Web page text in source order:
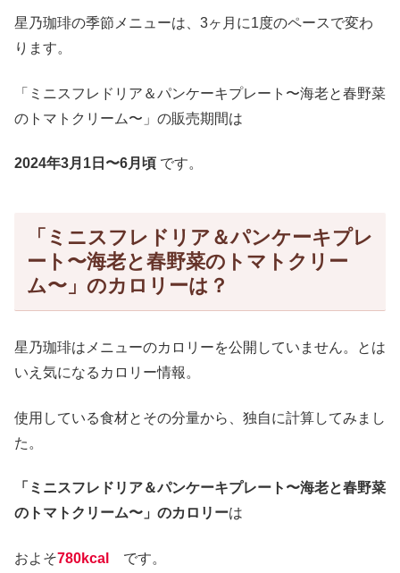
星乃珈琲の季節メニューは、3ヶ月に1度のペースで変わ
ります。
「ミニスフレドリア＆パンケーキプレート〜海老と春野菜
のトマトクリーム〜」の販売期間は
2024年3月1日〜6月頃 です。
「ミニスフレドリア＆パンケーキプレ
ート〜海老と春野菜のトマトクリー
ム〜」のカロリーは？
星乃珈琲はメニューのカロリーを公開していません。とは
いえ気になるカロリー情報。
使用している食材とその分量から、独自に計算してみまし
た。
「ミニスフレドリア＆パンケーキプレート〜海老と春野菜
のトマトクリーム〜」のカロリーは
およそ780kcal です。